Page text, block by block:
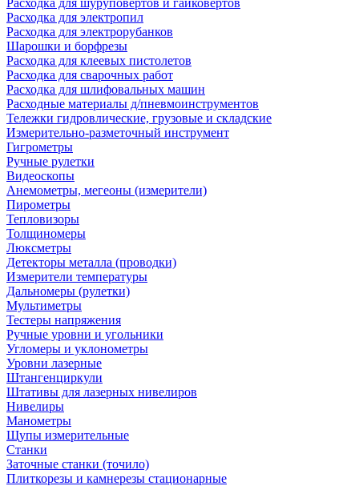
Расходка для электропил
Расходка для электрорубанков
Шарошки и борфрезы
Расходка для клеевых пистолетов
Расходка для сварочных работ
Расходка для шлифовальных машин
Расходные материалы д/пневмоинструментов
Тележки гидровлические, грузовые и складские
Измерительно-разметочный инструмент
Гигрометры
Ручные рулетки
Видеоскопы
Анемометры, мегеоны (измерители)
Пирометры
Тепловизоры
Толщиномеры
Люксметры
Детекторы металла (проводки)
Измерители температуры
Дальномеры (рулетки)
Мультиметры
Тестеры напряжения
Ручные уровни и угольники
Угломеры и уклонометры
Уровни лазерные
Штангенциркули
Штативы для лазерных нивелиров
Нивелиры
Манометры
Щупы измерительные
Станки
Заточные станки (точило)
Плиткорезы и камнерезы стационарные